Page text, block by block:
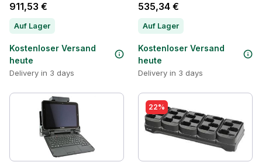
911,53 €
Auf Lager
Kostenloser Versand
heute
Delivery in 3 days
535,34 €
Auf Lager
Kostenloser Versand
heute
Delivery in 3 days
22%